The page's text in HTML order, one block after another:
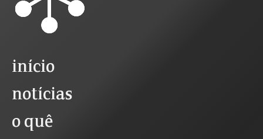
início
notícias
o quê